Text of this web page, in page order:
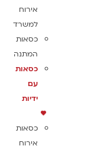
אירוח
למשרד
כסאות
המתנה
כסאות
עם
ידיות
כסאות
אירוח